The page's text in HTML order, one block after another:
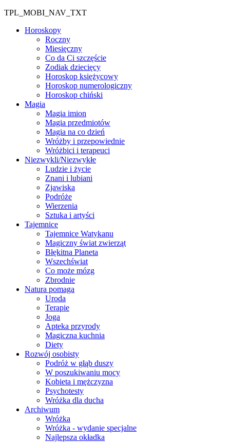
TPL_MOBI_NAV_TXT
Horoskopy
Roczny
Miesięczny
Co da Ci szczęście
Zodiak dziecięcy
Horoskop księżycowy
Horoskop numerologiczny
Horoskop chiński
Magia
Magia imion
Magia przedmiotów
Magia na co dzień
Wróżby i przepowiednie
Wróżbici i terapeuci
Niezwykli/Niezwykłe
Ludzie i życie
Znani i lubiani
Zjawiska
Podróże
Wierzenia
Sztuka i artyści
Tajemnice
Tajemnice Watykanu
Magiczny świat zwierząt
Błękitna Planeta
Wszechświat
Co może mózg
Zbrodnie
Natura pomaga
Uroda
Terapie
Joga
Apteka przyrody
Magiczna kuchnia
Diety
Rozwój osobisty
Podróż w głąb duszy
W poszukiwaniu mocy
Kobieta i mężczyzna
Psychotesty
Wróżka dla ducha
Archiwum
Wróżka
Wróżka - wydanie specjalne
Najlepsza okładka